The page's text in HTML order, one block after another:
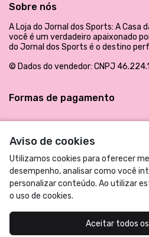
Aviso de cookies
Utilizamos cookies para oferecer
desempenho, analisar como você
personalizar conteúdo. Ao utilizar
o uso de cookies.
Aceitar todos
Sobre nós
A Loja do Jornal dos Sports: A Casa
você é um verdadeiro apaixonado
do Jornal dos Sports é o destino
© Dados do vendedor: CNPJ
Formas de pagamento
Acompanhe-nos: